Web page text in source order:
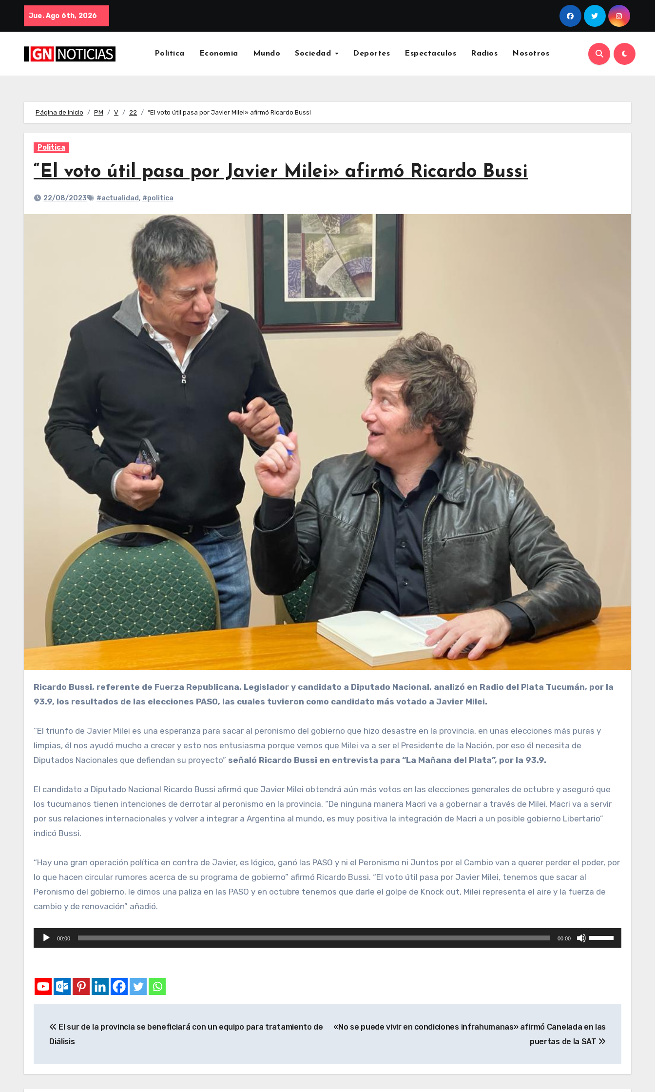
Jue. Ago 6th, 2026
Política Economia Mundo Sociedad Deportes Espectaculos Radios Nosotros
Página de inicio PM V 22 “El voto útil pasa por Javier Milei» afirmó Ricardo Bussi
Politica
“El voto útil pasa por Javier Milei» afirmó Ricardo Bussi
22/08/2023 #actualidad, #politica
Ricardo Bussi, referente de Fuerza Republicana, Legislador y candidato a Diputado Nacional, analizó en Radio del Plata Tucumán, por la
93.9, los resultados de las elecciones PASO, las cuales tuvieron como candidato más votado a Javier Milei.
“El triunfo de Javier Milei es una esperanza para sacar al peronismo del gobierno que hizo desastre en la provincia, en unas elecciones más puras y
limpias, él nos ayudó mucho a crecer y esto nos entusiasma porque vemos que Milei va a ser el Presidente de la Nación, por eso él necesita de
Diputados Nacionales que defiendan su proyecto” señaló Ricardo Bussi en entrevista para “La Mañana del Plata”, por la 93.9.
El candidato a Diputado Nacional Ricardo Bussi afirmó que Javier Milei obtendrá aún más votos en las elecciones generales de octubre y aseguró que
los tucumanos tienen intenciones de derrotar al peronismo en la provincia. “De ninguna manera Macri va a gobernar a través de Milei, Macri va a servir
por sus relaciones internacionales y volver a integrar a Argentina al mundo, es muy positiva la integración de Macri a un posible gobierno Libertario”
indicó Bussi.
“Hay una gran operación política en contra de Javier, es lógico, ganó las PASO y ni el Peronismo ni Juntos por el Cambio van a querer perder el poder, por
lo que hacen circular rumores acerca de su programa de gobierno” afirmó Ricardo Bussi. “El voto útil pasa por Javier Milei, tenemos que sacar al
Peronismo del gobierno, le dimos una paliza en las PASO y en octubre tenemos que darle el golpe de Knock out, Milei representa el aire y la fuerza de
cambio y de renovación” añadió.
Reproductor
de
00:00 00:00
Utiliza
las
para
aumentar
disminuir
El sur de la provincia se beneficiará con un equipo para tratamiento de
Diálisis
«No se puede vivir en condiciones infrahumanas» afirmó Canelada en las
puertas de la SAT